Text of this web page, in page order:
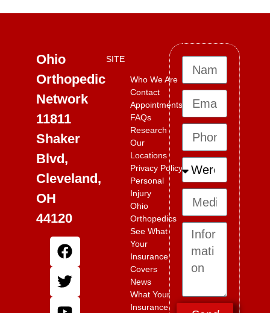
Ohio
Orthopedic
Network
11811
Shaker
Blvd,
Cleveland,
OH
44120
SITE
Who We Are
Contact
Appointments
FAQs
Research
Our
Locations
Privacy Policy
Personal
Injury
Ohio
Orthopedics
See What
Your
Insurance
Covers
News
What Your
Insurance